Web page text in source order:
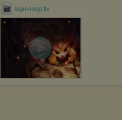
login-loop.flv